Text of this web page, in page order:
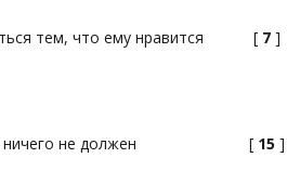
тем, что ему нравится [ 7 ]
не должен [ 15 ]